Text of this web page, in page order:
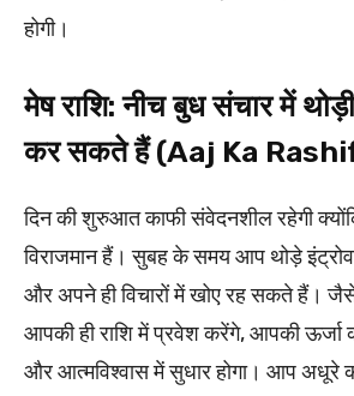
होगी।
मेष राशि: नीच बुध संचार में
कर सकते हैं (Aaj Ka
दिन की शुरुआत काफी संवेदनशील रहेगी
विराजमान हैं। सुबह के समय आप थोड़े
और अपने ही विचारों में खोए रह सकते हैं।
आपकी ही राशि में प्रवेश करेंगे, आपकी ऊर्जा
और आत्मविश्वास में सुधार होगा। आप अधूरे